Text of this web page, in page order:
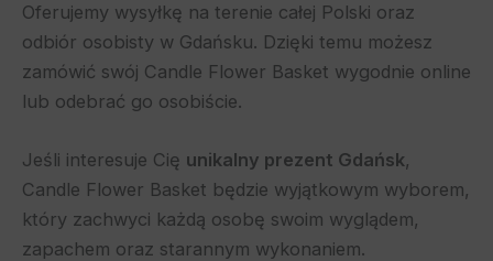
Oferujemy wysyłkę na terenie całej Polski oraz
odbiór osobisty w Gdańsku. Dzięki temu możesz
zamówić swój Candle Flower Basket wygodnie online
lub odebrać go osobiście.
Jeśli interesuje Cię unikalny prezent Gdańsk,
Candle Flower Basket będzie wyjątkowym wyborem,
który zachwyci każdą osobę swoim wyglądem,
zapachem oraz starannym wykonaniem.